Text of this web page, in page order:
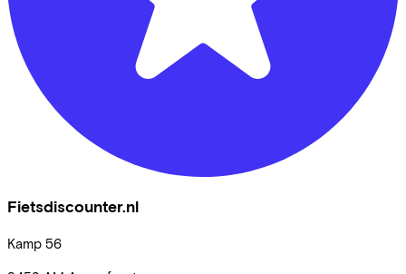
Fietsdiscounter.nl
Kamp 56